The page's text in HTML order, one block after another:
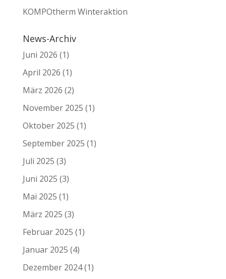
KOMPOtherm Winteraktion
News-Archiv
Juni 2026 (1)
April 2026 (1)
März 2026 (2)
November 2025 (1)
Oktober 2025 (1)
September 2025 (1)
Juli 2025 (3)
Juni 2025 (3)
Mai 2025 (1)
März 2025 (3)
Februar 2025 (1)
Januar 2025 (4)
Dezember 2024(1)